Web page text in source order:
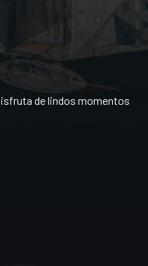
de lindos momentos